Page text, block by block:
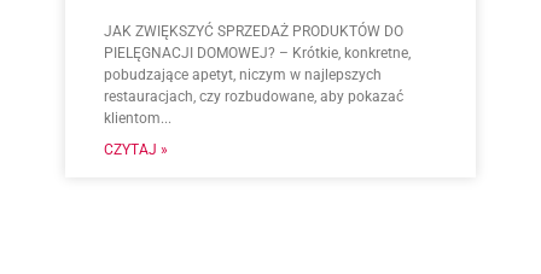
JAK ZWIĘKSZYĆ SPRZEDAŻ PRODUKTÓW DO
PIELĘGNACJI DOMOWEJ? – Krótkie, konkretne,
pobudzające apetyt, niczym w najlepszych
restauracjach, czy rozbudowane, aby pokazać
klientom...
CZYTAJ »